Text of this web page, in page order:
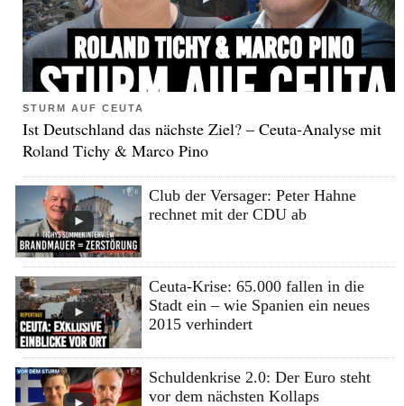
STURM AUF CEUTA
Ist Deutschland das nächste Ziel? – Ceuta-Analyse mit
Roland Tichy & Marco Pino
Club der Versager: Peter Hahne
rechnet mit der CDU ab
Ceuta-Krise: 65.000 fallen in die
Stadt ein – wie Spanien ein neues
2015 verhindert
Schuldenkrise 2.0: Der Euro steht
vor dem nächsten Kollaps